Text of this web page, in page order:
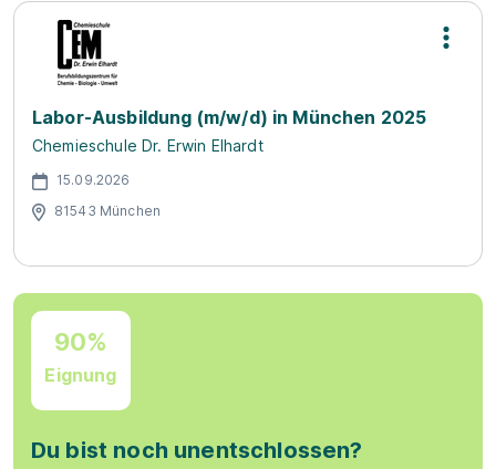
Labor-Ausbildung (m/w/d) in München 2025
Chemieschule Dr. Erwin Elhardt
15.09.2026
81543 München
90%
Eignung
Du bist noch unentschlossen?